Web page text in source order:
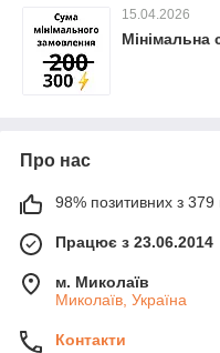
15.04.2026
Мінімальна
Про нас
98% позитивних з 379
Працює з 23.06.2014
м. Миколаїв
Миколаїв, Україна
Контакти